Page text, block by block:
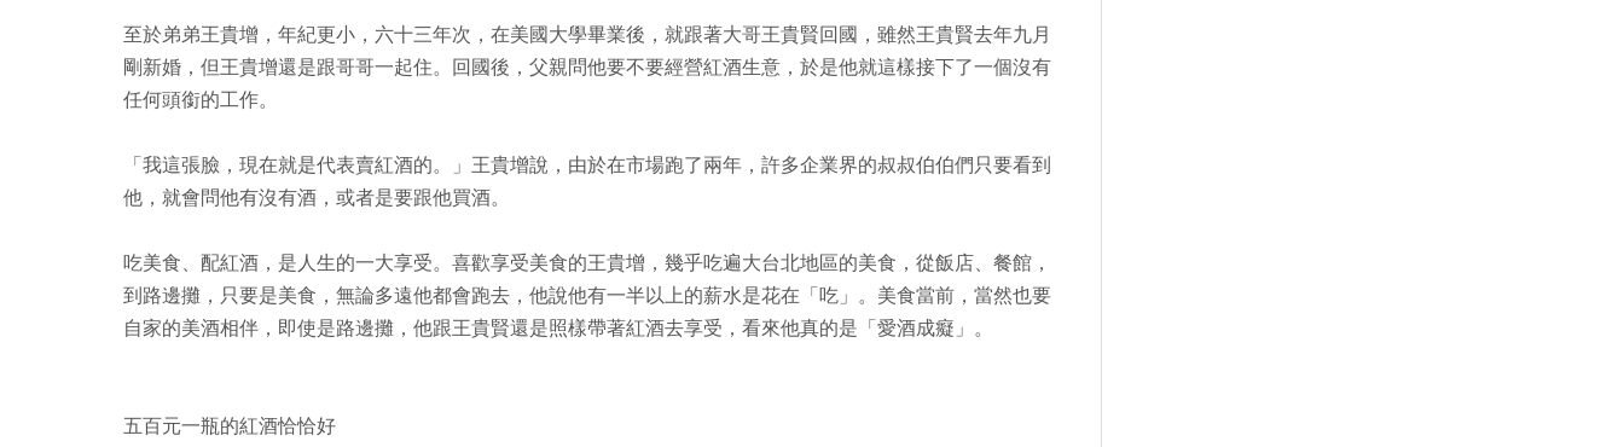
至於弟弟王貴增，年紀更小，六十三年次，在美國大學畢業後，就跟著大哥王貴賢回國，雖然王貴賢去年九月
剛新婚，但王貴增還是跟哥哥一起住。回國後，父親問他要不要經營紅酒生意，於是他就這樣接下了一個沒有
任何頭銜的工作。
「我這張臉，現在就是代表賣紅酒的。」王貴增說，由於在市場跑了兩年，許多企業界的叔叔伯伯們只要看到
他，就會問他有沒有酒，或者是要跟他買酒。
吃美食、配紅酒，是人生的一大享受。喜歡享受美食的王貴增，幾乎吃遍大台北地區的美食，從飯店、餐館，
到路邊攤，只要是美食，無論多遠他都會跑去，他說他有一半以上的薪水是花在「吃」。美食當前，當然也要
自家的美酒相伴，即使是路邊攤，他跟王貴賢還是照樣帶著紅酒去享受，看來他真的是「愛酒成癡」。
五百元一瓶的紅酒恰恰好